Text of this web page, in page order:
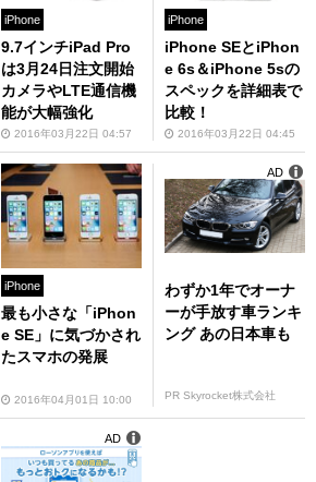
iPhone
9.7インチiPad Pro
は3月24日注文開始
カメラやLTE通信機
能が大幅強化
2016年03月22日 04:57
iPhone
iPhone SEとiPhon
e 6s＆iPhone 5sの
スペックを詳細表で
比較！
2016年03月22日 04:45
iPhone
最も小さな「iPhon
e SE」に気づかされ
たスマホの発展
2016年04月01日 10:00
わずか1年でオーナ
ーが手放す車ランキ
ング あの日本車も
PR Skyrocket株式会社
AD
AD